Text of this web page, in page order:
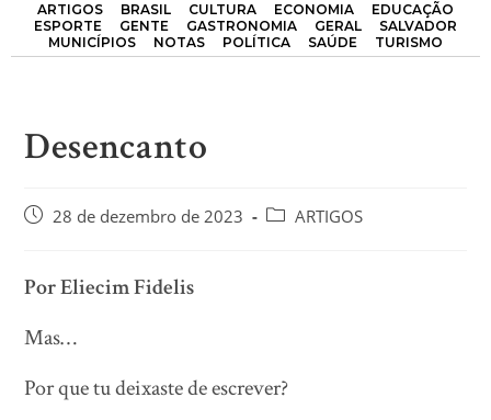
ARTIGOS BRASIL CULTURA ECONOMIA
EDUCAÇÃO
ESPORTE
GENTE GASTRONOMIA GERAL
SALVADOR
MUNICÍPIOS
NOTAS POLÍTICA SAÚDE TURISMO
Desencanto
28 de dezembro de 2023 ARTIGOS
Por Eliecim Fidelis
Mas…
Porque tu deixaste de escrever?